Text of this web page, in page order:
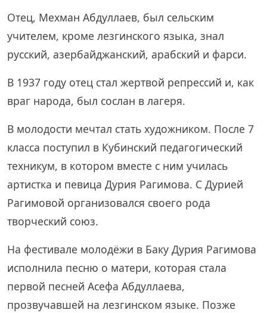
Отец, Мехман Абдуллаев, был сельским
учителем, кроме лезгинского языка, знал
русский, азербайджанский, арабский и фарси.
В 1937 году отец стал жертвой репрессий и, как
враг народа, был сослан в лагеря.
В молодости мечтал стать художником. После 7
класса поступил в Кубинский педагогический
техникум, в котором вместе с ним училась
артистка и певица Дурия Рагимова. С Дурией
Рагимовой организовался своего рода
творческий союз.
На фестивале молодёжи в Баку Дурия Рагимова
исполнила песню о матери, которая стала
первой песней Асефа Абдуллаева,
прозвучавшей на лезгинском языке. Позже